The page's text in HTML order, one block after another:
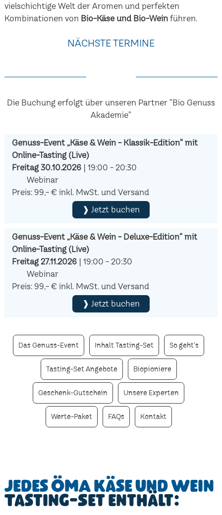
vielschichtige Welt der Aromen und perfekten
Kombinationen von Bio-Käse und Bio-Weinführen.
NÄCHSTE TERMINE
Die Buchung erfolgt über unseren Partner "Bio Genuss
Akademie"
Genuss-Event „Käse & Wein - Klassik-Edition" mit
Online-Tasting (Live)
Freitag 30.10.2026| 19:00 - 20:30
Webinar
Preis: 99,- € inkl. MwSt. und Versand
❱ Jetzt buchen
Genuss-Event „Käse & Wein - Deluxe-Edition“ mit
Online-Tasting (Live)
Freitag 27.11.2026| 19:00 - 20:30
Webinar
Preis: 99,- € inkl. MwSt. und Versand
❱ Jetzt buchen
Das Genuss-Event Inhalt Tasting-Set So geht's
Tasting-Set Angebote Biopioniere
Geschenk-Gutschein Unsere Experten
Werte-Paket FAQs Kontakt
Jedes ÖMA Käse und Wein
Tasting-Set enthält: